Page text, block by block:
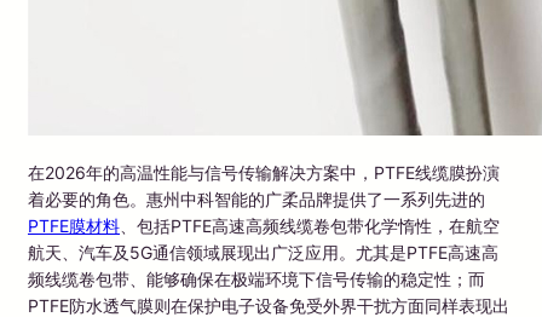
在2026年的高温性能与信号传输解决方案中，PTFE线缆膜扮演
着必要的角色。惠州中科智能的广柔品牌提供了一系列先进的
PTFE膜材料 、包括PTFE高速高频线缆卷包带化学惰性，在航空
航天、汽车及5G通信领域展现出广泛应用。尤其是PTFE高速高
频线缆卷包带、能够确保在极端环境下信号传输的稳定性；而
PTFE防水透气膜则在保护电子设备免受外界干扰方面同样表现出